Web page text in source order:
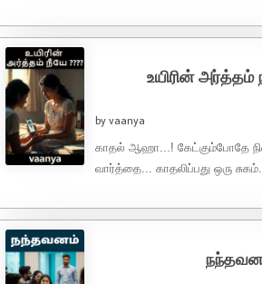
உயிரின் அர்த்தம்
by vaanya
காதல் ஆஹா...! கேட்கும்போதே
வார்த்தை... காதலிப்பது ஒரு
திருமணமா..? கொண்டாட்டமா..?